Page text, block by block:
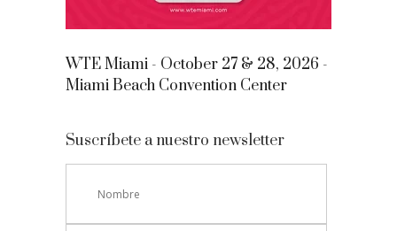
WTE Miami - October 27 & 28, 2026 -
Miami Beach Convention Center
Suscríbete a nuestro newsletter